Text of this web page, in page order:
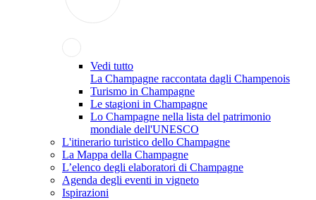
Vedi tutto
La Champagne raccontata dagli Champenois
Turismo in Champagne
Le stagioni in Champagne
Lo Champagne nella lista del patrimonio
mondiale dell'UNESCO
L'itinerario turistico dello Champagne
La Mappa della Champagne
L’elenco degli elaboratori di Champagne
Agenda degli eventi in vigneto
Ispirazioni